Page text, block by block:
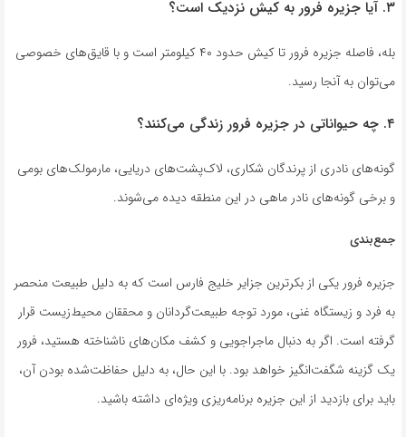
۳. آیا جزیره فرور به کیش نزدیک است؟
بله، فاصله جزیره فرور تا کیش حدود ۴۰ کیلومتر است و با قایق‌های خصوصی
می‌توان به آنجا رسید.
۴. چه حیواناتی در جزیره فرور زندگی می‌کنند؟
گونه‌های نادری از پرندگان شکاری، لاک‌پشت‌های دریایی، مارمولک‌های بومی
و برخی گونه‌های نادر ماهی در این منطقه دیده می‌شوند.
جمع‌بندی
جزیره فرور یکی از بکرترین جزایر خلیج فارس است که به دلیل طبیعت منحصر
به فرد و زیستگاه غنی، مورد توجه طبیعت‌گردانان و محققان محیط‌زیست قرار
گرفته است. اگر به دنبال ماجراجویی و کشف مکان‌های ناشناخته هستید، فرور
یک گزینه شگفت‌انگیز خواهد بود. با این حال، به دلیل حفاظت‌شده بودن آن،
باید برای بازدید از این جزیره برنامه‌ریزی ویژه‌ای داشته باشید.